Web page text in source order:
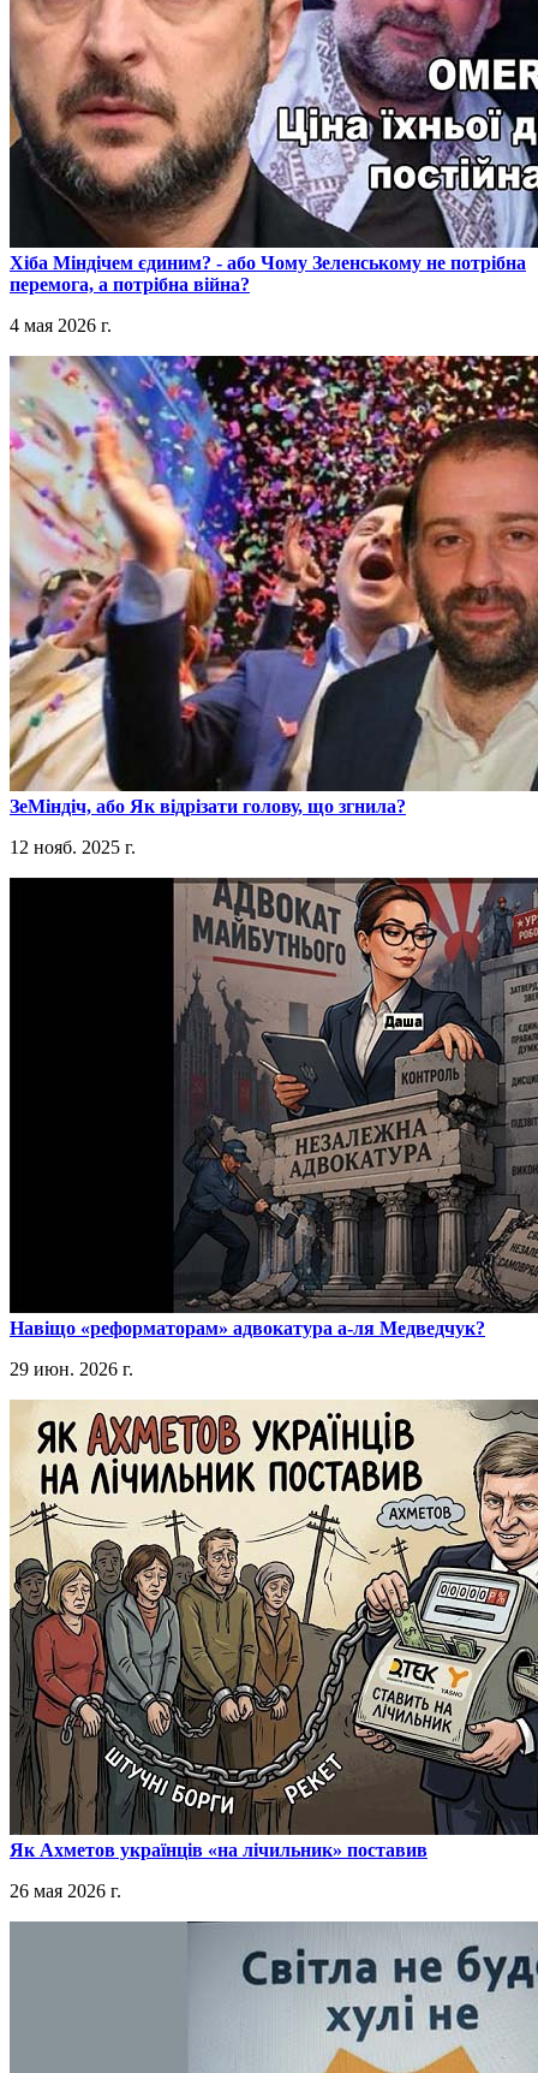
​Хіба Міндічем єдиним? - або Чому Зеленському не потрібна
перемога, а потрібна війна?
4 мая 2026 г.
​ЗеМіндіч, або Як відрізати голову, що згнила?
12 нояб. 2025 г.
​Навіщо «реформаторам» адвокатура а-ля Медведчук?
29 июн. 2026 г.
​Як Ахметов українців «на лічильник» поставив
26 мая 2026 г.